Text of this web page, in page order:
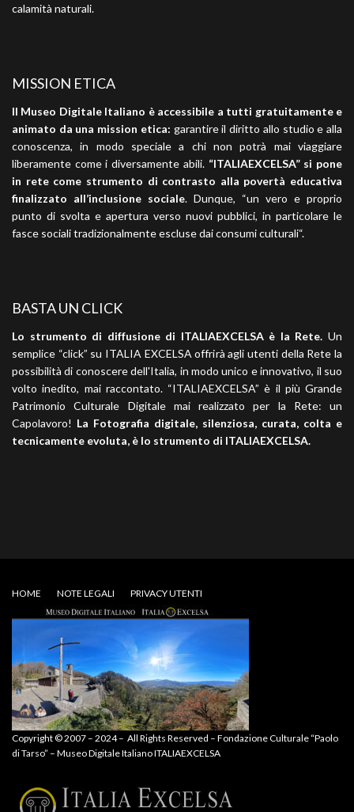
calamità naturali.
MISSION ETICA
Il Museo Digitale Italiano è accessibile a tutti gratuitamente e
animato da una mission etica: garantire il diritto allo studio e alla
conoscenza, in modo speciale a chi non potrà mai viaggiare
liberamente come i diversamente abili. “ITALIAEXCELSA” si pone
in rete come strumento di contrasto alla povertà educativa
finalizzato all’inclusione sociale. Dunque, “un vero e proprio
punto di svolta e apertura verso nuovi pubblici, in particolare le
fasce sociali tradizionalmente escluse dai consumi culturali“.
BASTA UN CLICK
Lo strumento di diffusione di ITALIAEXCELSA è la Rete. Un
semplice “click” su ITALIA EXCELSA offrirà agli utenti della Rete la
possibilità di conoscere dell'Italia, in modo unico e innovativo, il suo
volto inedito, mai raccontato. “ITALIAEXCELSA” è il più Grande
Patrimonio Culturale Digitale mai realizzato per la Rete: un
Capolavoro! La Fotografia digitale, silenziosa, curata, colta e
tecnicamente evoluta, è lo strumento di ITALIAEXCELSA.
HOME NOTE LEGALI PRIVACY UTENTI
Copyright © 2007 – 2024 – All Rights Reserved – Fondazione Culturale “Paolo
di Tarso” – Museo Digitale Italiano ITALIAEXCELSA